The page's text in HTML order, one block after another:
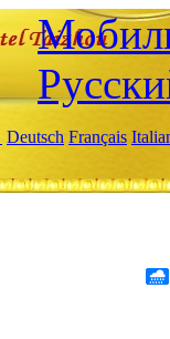
Deutsch Français